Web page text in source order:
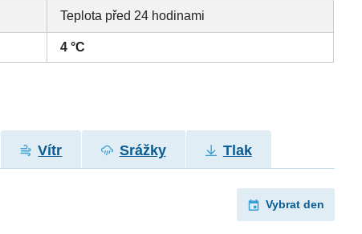
Teplota před 24 hodinami
4 °C
Vítr Srážky Tlak
Vybrat den